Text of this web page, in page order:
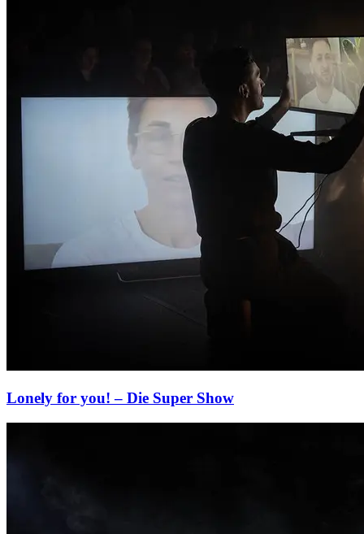
Lonely for you! – Die Super Show